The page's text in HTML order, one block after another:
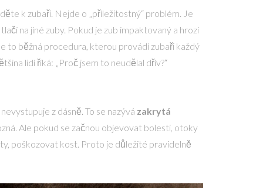
k zubaři. Nejde o „příležitostný“ problém. Je
na jiné zuby. Pokud je zub impaktovaný a hrozí
to běžná procedura, kterou provádí zubaři každý
lidí říká: „Proč jsem to neudělal dřív?“
z dásně. To se nazývá zakrytá
Ale pokud se začnou objevovat bolesti, otoky
poškozovat kost. Proto je důležité pravidelně